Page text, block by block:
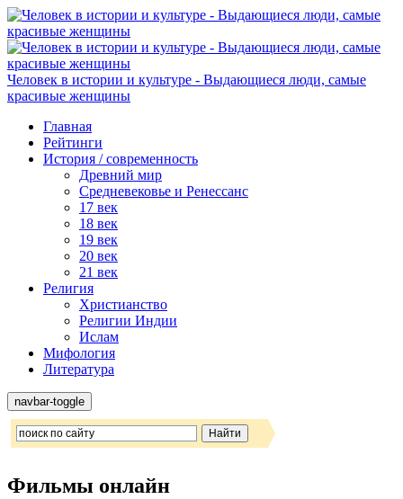
Человек в истории и культуре - Выдающиеся люди, самые
красивые женщины
Главная
Рейтинги
История / современность
Древний мир
Средневековье и Ренессанс
17 век
18 век
19 век
20 век
21 век
Религия
Христианство
Религии Индии
Ислам
Мифология
Литература
navbar-toggle
Фильмы онлайн